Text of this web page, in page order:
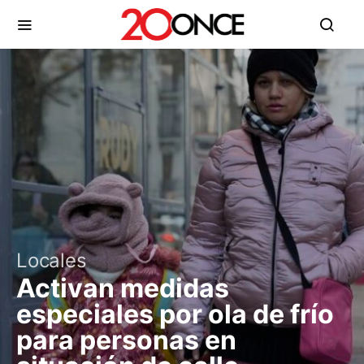
Locales
Activan medidas
especiales por ola de frío
para personas en